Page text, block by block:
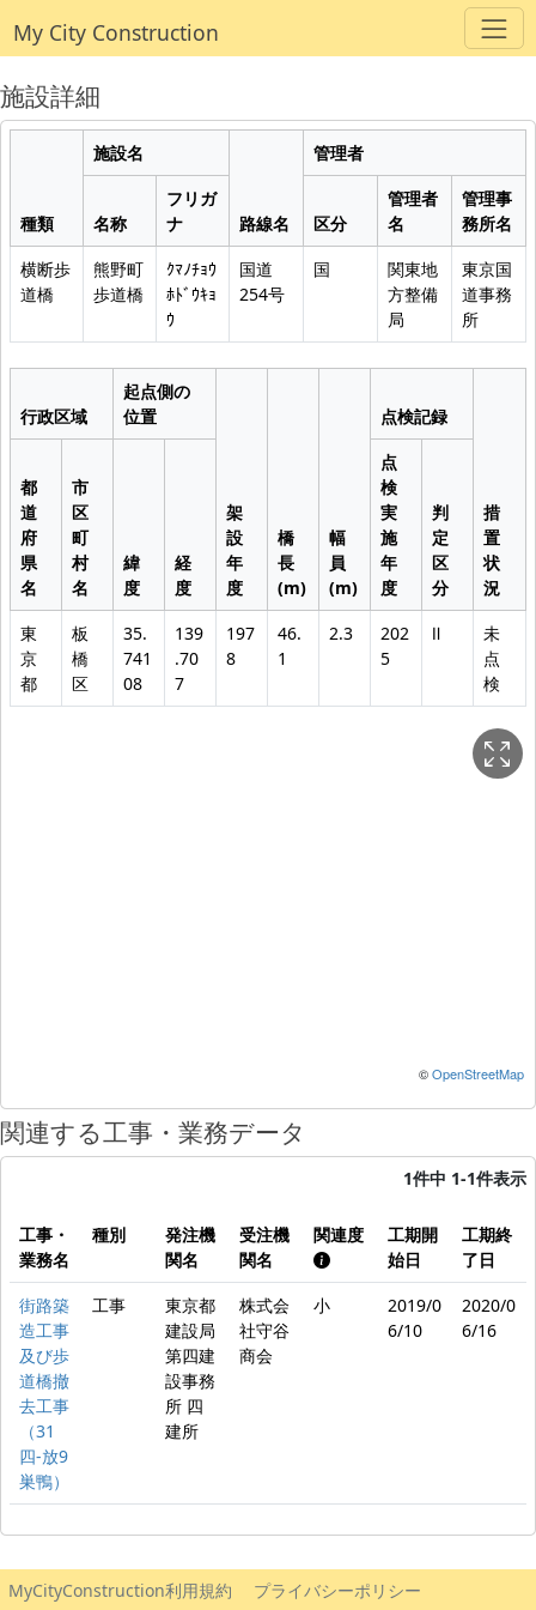
My City Construction
施設詳細
種類
施設名
路線名
管理者
名称
フリガ
ナ
区分
管理者
名
管理事
務所名
横断歩
道橋
熊野町
歩道橋
ｸﾏﾉﾁｮｳ
ﾎﾄﾞｳｷｮ
ｳ
国道
254号
国
関東地
方整備
局
東京国
道事務
所
行政区域
起点側の
位置
架
設
年
度
橋
長
(m)
幅
員
(m)
点検記録
措
置
状
況
都
道
府
県
名
市
区
町
村
名
緯
度
経
度
点
検
実
施
年
度
判
定
区
分
東
京
都
板
橋
区
35.
741
08
139
.70
7
197
8
46.
1
2.3
202
5
Ⅱ
未
点
検
©OpenStreetMap
関連する工事・業務データ
1件中 1-1件表示
工事・
業務名
種別
発注機
関名
受注機
関名
関連度
工期開
始日
工期終
了日
街路築
造工事
及び歩
道橋撤
去工事
（31
四-放9
巣鴨）
工事
東京都
建設局
第四建
設事務
所 四
建所
株式会
社守谷
商会
小
2019/0
6/10
2020/0
6/16
MyCityConstruction利用規約 プライバシーポリシー